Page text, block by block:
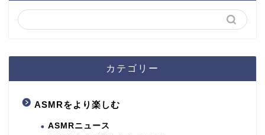
カテゴリー
ASMRをより楽しむ
ASMRニュース